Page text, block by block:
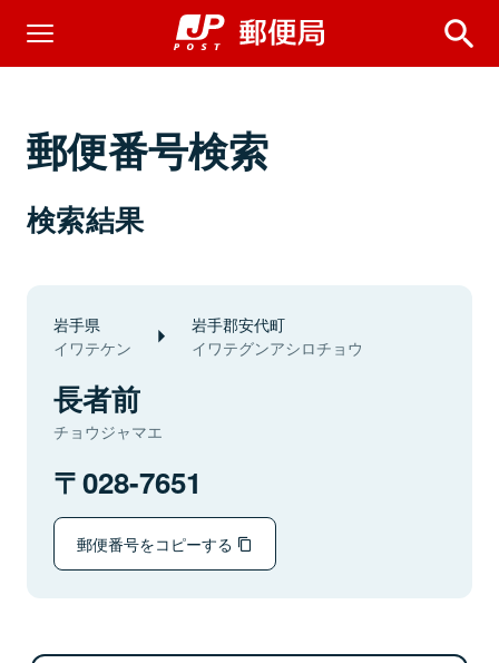
郵便番号検索
検索結果
岩手県
イワテケン
岩手郡安代町
イワテグンアシロチョウ
長者前
チョウジャマエ
028-7651
郵便番号をコピーする